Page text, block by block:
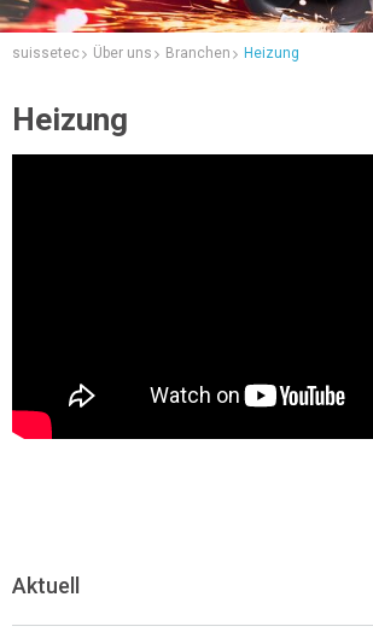
suissetec Über uns Branchen Heizung
Heizung
Aktuell